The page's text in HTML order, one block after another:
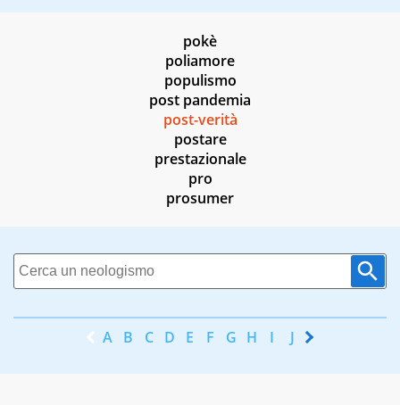
pokè
poliamore
populismo
post pandemia
post-verità
postare
prestazionale
pro
prosumer
A B C D E F G H I J K